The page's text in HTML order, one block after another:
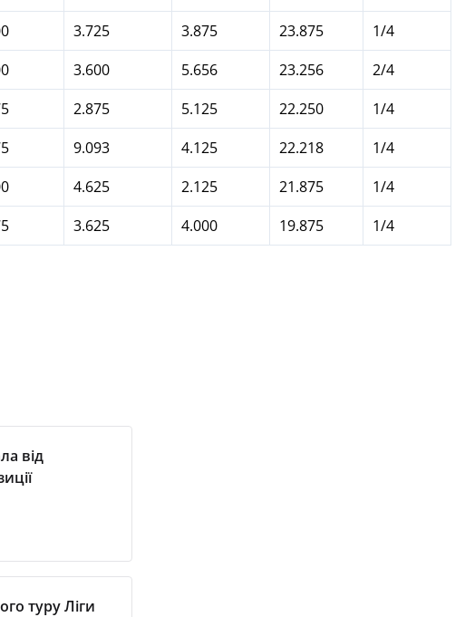
3.725 3.875 23.875
1/4
3.600 5.656 23.256
2/4
2.875 5.125 22.250
1/4
9.093 4.125 22.218
1/4
4.625 2.125 21.875
1/4
3.625 4.000 19.875 1/4
від
туру Ліги